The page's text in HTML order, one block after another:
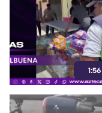
1:56